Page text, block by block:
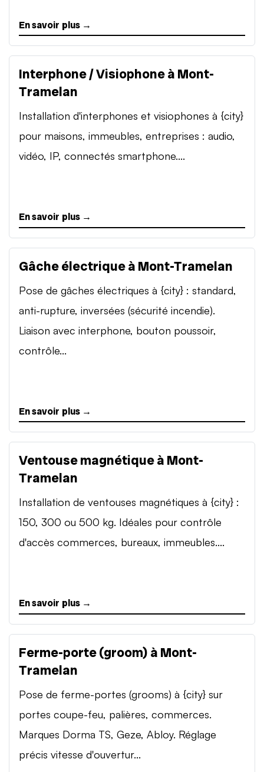
En savoir plus →
Interphone / Visiophone à Mont-
Tramelan
Installation d'interphones et visiophones à {city}
pour maisons, immeubles, entreprises : audio,
vidéo, IP, connectés smartphone....
En savoir plus →
Gâche électrique à Mont-Tramelan
Pose de gâches électriques à {city} : standard,
anti-rupture, inversées (sécurité incendie).
Liaison avec interphone, bouton poussoir,
contrôle...
En savoir plus →
Ventouse magnétique à Mont-
Tramelan
Installation de ventouses magnétiques à {city} :
150, 300 ou 500 kg. Idéales pour contrôle
d'accès commerces, bureaux, immeubles....
En savoir plus →
Ferme-porte (groom) à Mont-
Tramelan
Pose de ferme-portes (grooms) à {city} sur
portes coupe-feu, palières, commerces.
Marques Dorma TS, Geze, Abloy. Réglage
précis vitesse d'ouvertur...